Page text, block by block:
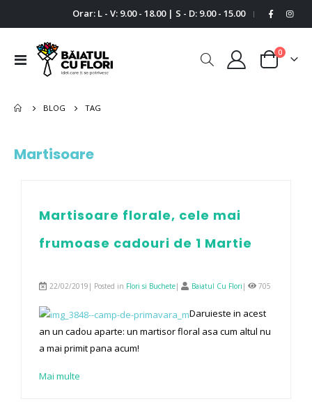
Orar: L - V: 9.00 - 18.00 | S - D: 9.00 - 15.00 |
Comutare
Cart
0
BLOG TAG
Martisoare
Martisoare florale, cele mai
frumoase cadouri de 1 Martie
22/02/2019| Posted in Flori si Buchete| Baiatul Cu Flori | 705
Daruieste in acest
an un cadou aparte: un martisor floral asa cum altul nu
a mai primit pana acum!
Mai multe